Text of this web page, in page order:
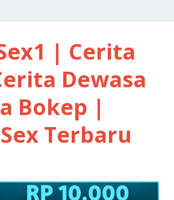
| Cerita
Dewasa
Bokep |
Terbaru